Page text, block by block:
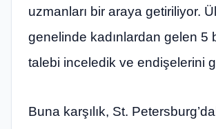
uzmanları bir araya getiriliyor.
genelinde kadınlardan gelen 5
talebi inceledik ve endişelerini
Buna karşılık, St.